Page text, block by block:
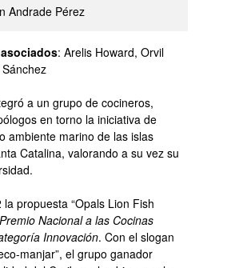
Andrade Pérez
: Arelis Howard, Orvil
a un grupo de cocineros,
en torno la iniciativa de
ambiente marino de las islas
Catalina, valorando a su vez su
propuesta “Opals Lion Fish
Premio Nacional a las Cocinas
Innovación. Con el slogan
manjar”, el grupo ganador